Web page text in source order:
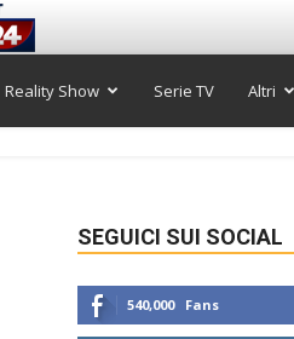
Reality Show Serie TV Altri
SEGUICI SUI SOCIAL
540,000 Fans